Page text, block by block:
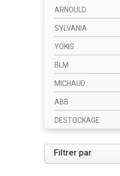
ARNOULD
SYLVANIA
YOKIS
BLM
MICHAUD
ABB
DESTOCKAGE
Filtrer par